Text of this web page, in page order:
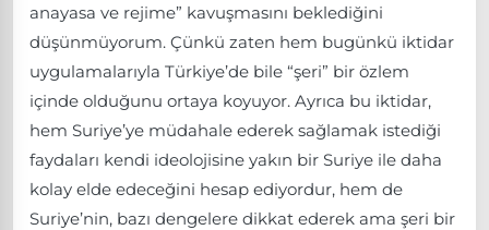
anayasa ve rejime” kavuşmasını beklediğini
düşünmüyorum. Çünkü zaten hem bugünkü iktidar
uygulamalarıyla Türkiye’de bile “şeri” bir özlem
içinde olduğunu ortaya koyuyor. Ayrıca bu iktidar,
hem Suriye’ye müdahale ederek sağlamak istediği
faydaları kendi ideolojisine yakın bir Suriye ile daha
kolay elde edeceğini hesap ediyordur, hem de
Suriye’nin, bazı dengelere dikkat ederek ama şeri bir